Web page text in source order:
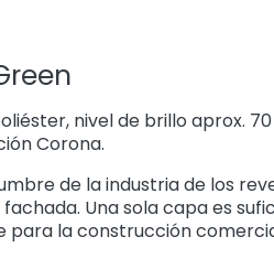
nivel de brillo aprox. 70
Corona.
de la industria de los
Una sola capa es
para la construcción